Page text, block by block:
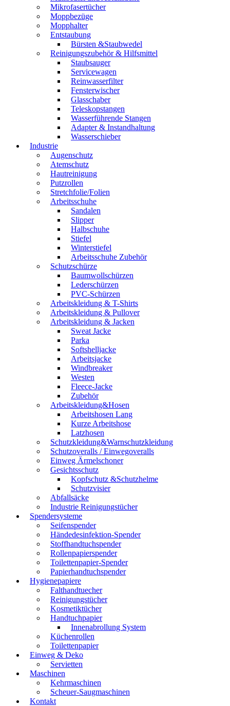
Mikrofasertücher
Moppbezüge
Mopphalter
Entstaubung
Bürsten &Staubwedel
Reinigungszubehör & Hilfsmittel
Staubsauger
Servicewagen
Reinwasserfilter
Fensterwischer
Glasschaber
Teleskopstangen
Wasserführende Stangen
Adapter & Instandhaltung
Wasserschieber
Industrie
Augenschutz
Atemschutz
Hautreinigung
Putzrollen
Stretchfolie/Folien
Arbeitsschuhe
Sandalen
Slipper
Halbschuhe
Stiefel
Winterstiefel
Arbeitsschuhe Zubehör
Schutzschürze
Baumwollschürzen
Lederschürzen
PVC-Schürzen
Arbeitskleidung & T-Shirts
Arbeitskleidung & Pullover
Arbeitskleidung & Jacken
Sweat Jacke
Parka
Softshelljacke
Arbeitsjacke
Windbreaker
Westen
Fleece-Jacke
Zubehör
Arbeitskleidung&Hosen
Arbeitshosen Lang
Kurze Arbeitshose
Latzhosen
Schutzkleidung&Warnschutzkleidung
Schutzoveralls / Einwegoveralls
Einweg Ärmelschoner
Gesichtsschutz
Kopfschutz &Schutzhelme
Schutzvisier
Abfallsäcke
Industrie Reinigungstücher
Spendersysteme
Seifenspender
Händedesinfektion-Spender
Stoffhandtuchspender
Rollenpapierspender
Toilettenpapier-Spender
Papierhandtuchspender
Hygienepapiere
Falthandtuecher
Reinigungstücher
Kosmetiktücher
Handtuchpapier
Innenabrollung System
Küchenrollen
Toilettenpapier
Einweg & Deko
Servietten
Maschinen
Kehrmaschinen
Scheuer-Saugmaschinen
Kontakt